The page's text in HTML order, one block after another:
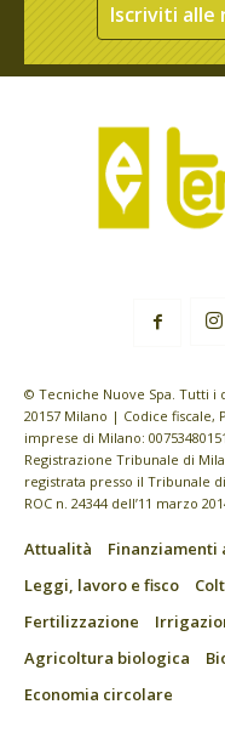
Iscriviti
© Tecniche Nuove Spa. Tutti i
20157 Milano | Codice fiscale,
imprese di Milano: 00753480151
Registrazione Tribunale di
registrata presso il Tribunale
ROC n. 24344 dell’11 marzo
Attualità Finanziamenti
Leggi, lavoro e fisco
Fertilizzazione
Agricoltura biologica
Economia circolare